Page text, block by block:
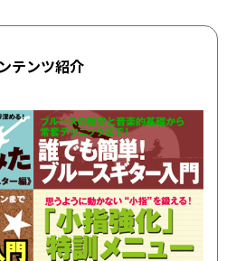
テンツ紹介